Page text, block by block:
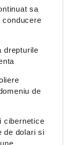
sa
conducere
drepturile
de
cibernetice
de dolari si